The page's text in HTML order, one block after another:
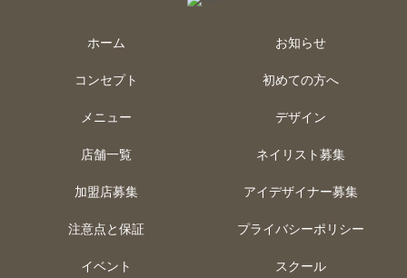
ホーム
コンセプト
メニュー
店舗一覧
加盟店募集
注意点と保証
イベント
お知らせ
初めての方へ
デザイン
ネイリスト募集
アイデザイナー募集
プライバシーポリシー
スクール